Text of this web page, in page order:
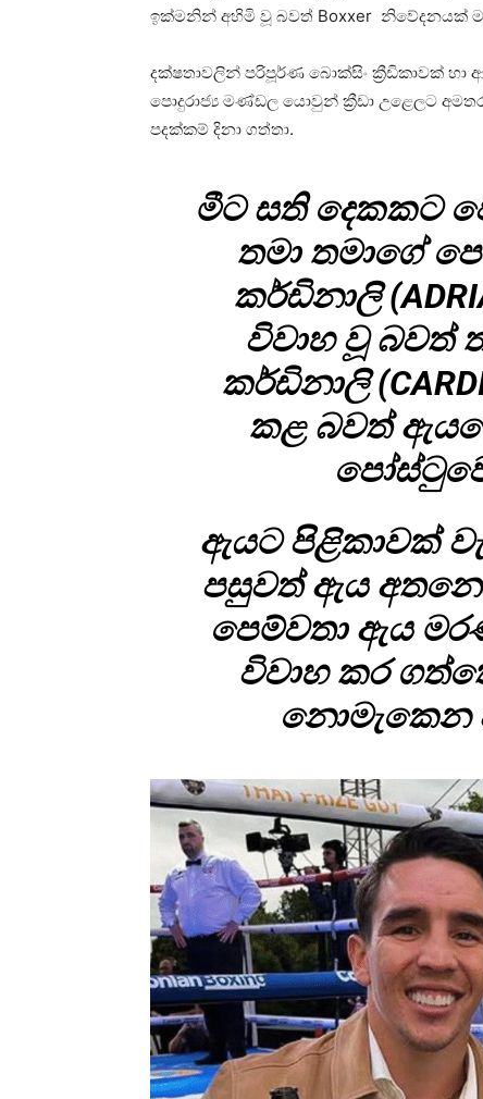
ඉක්මනින් අහිමි වූ බවත් Boxxer නිවේදනයක්
දක්ෂතාවලින් පරිපූර්ණ බොක්සිං ක්‍රීඩිකාවක් හා
පොදුරාජ්‍ය මණ්ඩල යොවුන් ක්‍රීඩා උළෙලට
පදක්කම් දිනා ගත්තා.
මීට සති දෙකකට
තමා තමාගේ
කර්ඩිනාලි
විවාහ වූ බවත්
කර්ඩිනාලි
කළ බවත්
ඇයට පිළිකාවක්
පසුවත් ඇය
පෙම්වතා ඇය
විවාහ කර
නොමැකෙන